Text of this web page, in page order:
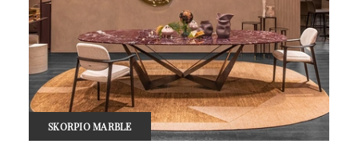
SKORPIO MARBLE